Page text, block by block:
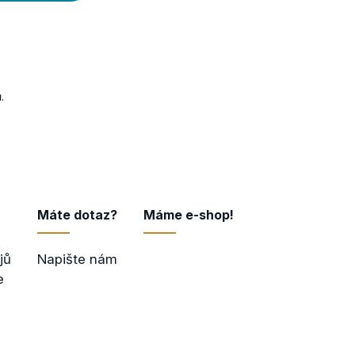
.
Máte dotaz?
Napište nám
Máme e-shop!